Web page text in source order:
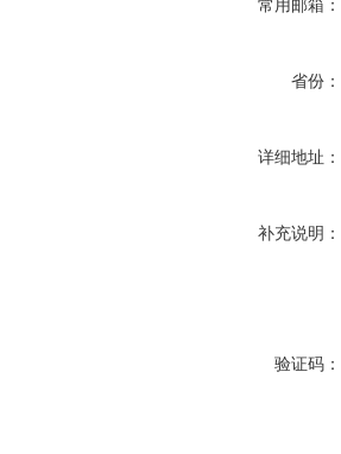
常用邮箱：
省份：
详细地址：
补充说明：
验证码：